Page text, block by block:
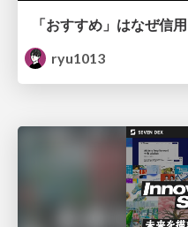
ryu1013